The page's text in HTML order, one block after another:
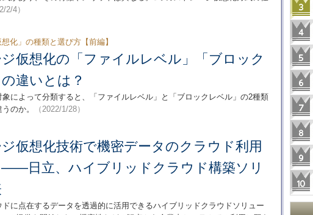
2/4）
想化」の種類と選び方【前編】
仮想化の「ファイルレベル」「ブロック
違いとは？
によって分類すると、「ファイルレベル」と「ブロックレベル」の2種類
のか。
（2022/1/28）
仮想化技術で機密データのクラウド利用
――日立、ハイブリッドクラウド構築ソリ
に点在するデータを透過的に活用できるハイブリッドクラウドソリュー